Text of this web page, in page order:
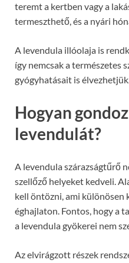
teremt a kertben vagy a
termeszthető, és a nyári
A levendula illóolaja is
így nemcsak a természetes
gyógyhatásait is
Hogyan
levendulát?
A levendula szárazságtűrő
szellőző helyeket kedveli.
kell öntözni, ami különösen
éghajlaton. Fontos, hogy a
a levendula gyökerei nem
Az elvirágzott részek